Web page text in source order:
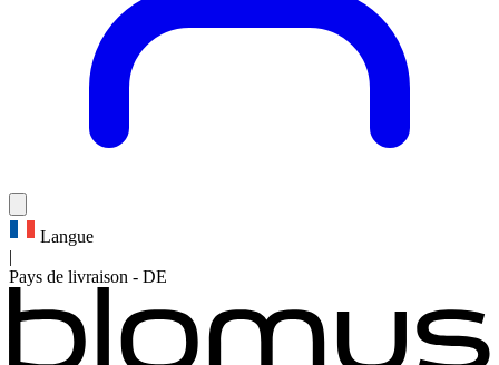
Langue
|
Pays de livraison - DE